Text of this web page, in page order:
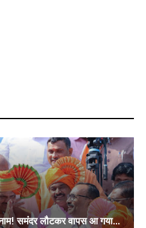
समंदर लौटकर वापस आ गया...